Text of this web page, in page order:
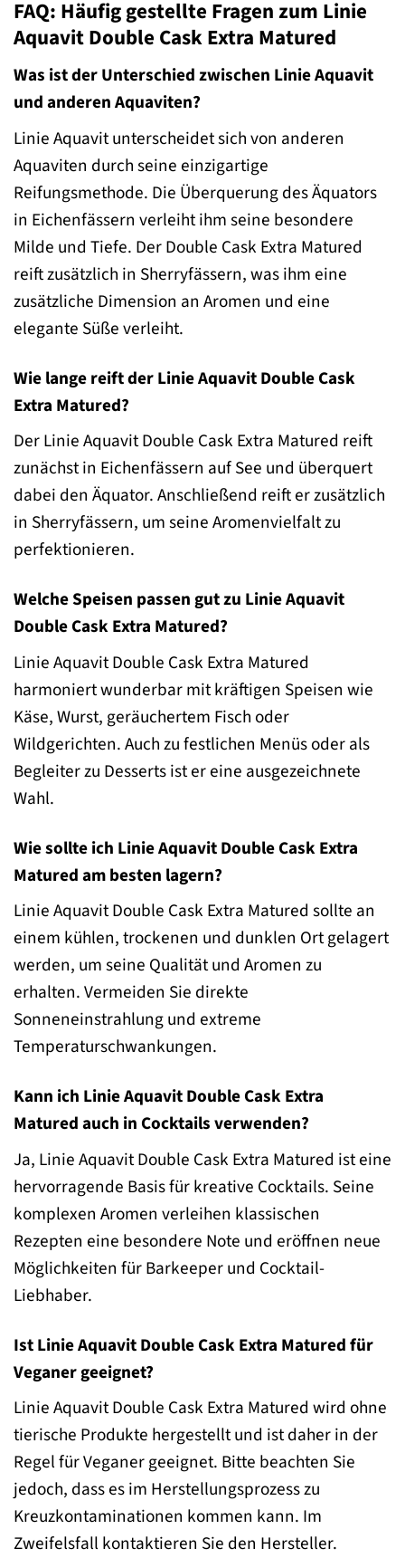
FAQ: Häufig gestellte Fragen zum Linie
Aquavit Double Cask Extra Matured
Was ist der Unterschied zwischen Linie Aquavit
und anderen Aquaviten?
Linie Aquavit unterscheidet sich von anderen
Aquaviten durch seine einzigartige
Reifungsmethode. Die Überquerung des Äquators
in Eichenfässern verleiht ihm seine besondere
Milde und Tiefe. Der Double Cask Extra Matured
reift zusätzlich in Sherryfässern, was ihm eine
zusätzliche Dimension an Aromen und eine
elegante Süße verleiht.
Wie lange reift der Linie Aquavit Double Cask
Extra Matured?
Der Linie Aquavit Double Cask Extra Matured reift
zunächst in Eichenfässern auf See und überquert
dabei den Äquator. Anschließend reift er zusätzlich
in Sherryfässern, um seine Aromenvielfalt zu
perfektionieren.
Welche Speisen passen gut zu Linie Aquavit
Double Cask Extra Matured?
Linie Aquavit Double Cask Extra Matured
harmoniert wunderbar mit kräftigen Speisen wie
Käse, Wurst, geräuchertem Fisch oder
Wildgerichten. Auch zu festlichen Menüs oder als
Begleiter zu Desserts ist er eine ausgezeichnete
Wahl.
Wie sollte ich Linie Aquavit Double Cask Extra
Matured am besten lagern?
Linie Aquavit Double Cask Extra Matured sollte an
einem kühlen, trockenen und dunklen Ort gelagert
werden, um seine Qualität und Aromen zu
erhalten. Vermeiden Sie direkte
Sonneneinstrahlung und extreme
Temperaturschwankungen.
Kann ich Linie Aquavit Double Cask Extra
Matured auch in Cocktails verwenden?
Ja, Linie Aquavit Double Cask Extra Matured ist eine
hervorragende Basis für kreative Cocktails. Seine
komplexen Aromen verleihen klassischen
Rezepten eine besondere Note und eröffnen neue
Möglichkeiten für Barkeeper und Cocktail-
Liebhaber.
Ist Linie Aquavit Double Cask Extra Matured für
Veganer geeignet?
Linie Aquavit Double Cask Extra Matured wird ohne
tierische Produkte hergestellt und ist daher in der
Regel für Veganer geeignet. Bitte beachten Sie
jedoch, dass es im Herstellungsprozess zu
Kreuzkontaminationen kommen kann. Im
Zweifelsfall kontaktieren Sie den Hersteller.